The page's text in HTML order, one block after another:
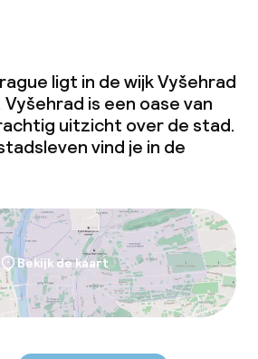
ligt in de wijk Vyšehrad
is een oase van
uitzicht over de stad.
vind je in de
Bekijk de kaart